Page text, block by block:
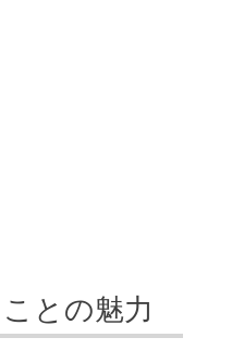
との魅力